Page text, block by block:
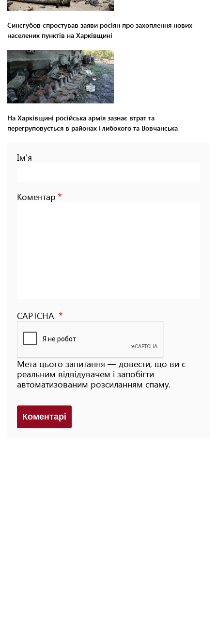
Синєгубов спростував заяви росіян про захоплення нових
населених пунктів на Харківщині
На Харківщині російська армія зазнає втрат та
перегруповується в районах Глибокого та Вовчанська
Ім'я
Коментар
CAPTCHA
Мета цього запитання — довести, що ви є
реальним відвідувачем і запобігти
автоматизованим розсиланням спаму.
Коментарi